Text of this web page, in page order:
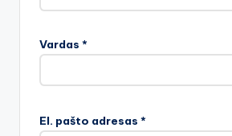
Vardas *
El. pašto adresas *